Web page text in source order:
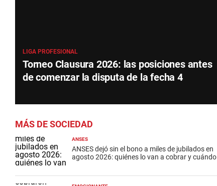
LIGA PROFESIONAL
Torneo Clausura 2026: las posiciones antes
de comenzar la disputa de la fecha 4
MÁS DE SOCIEDAD
ANSES
ANSES dejó sin el bono a miles de jubilados en
agosto 2026: quiénes lo van a cobrar y cuándo